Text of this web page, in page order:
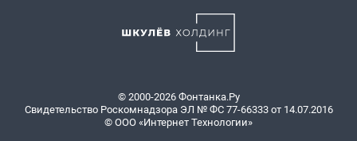
© 2000-2026 Фонтанка.Ру
Свидетельство Роскомнадзора ЭЛ № ФС 77-66333 от 14.07.2016
© ООО «Интернет Технологии»